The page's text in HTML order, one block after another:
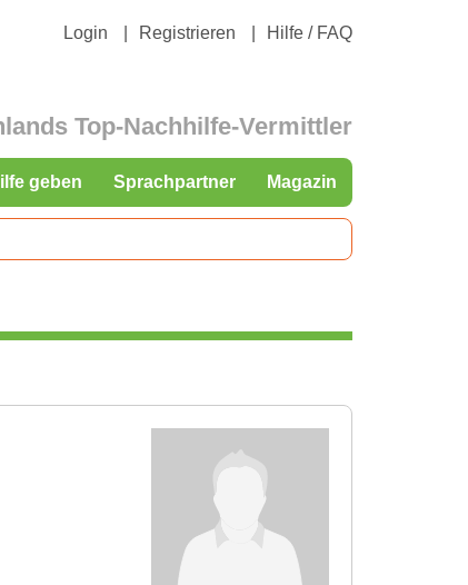
Login Registrieren Hilfe / FAQ
Top-Nachhilfe-Vermittler
geben Sprachpartner Magazin